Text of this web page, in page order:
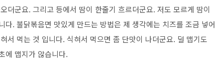
더군요. 그리고 등에서 땀이 한줄기 흐르더군요. 저도 모르게 땀이
. 불닭볶음면 맛있게 만드는 방법은 제 생각에는 치즈를 조금 넣어
서 먹는 것 입니다. 식혀서 먹으면 좀 단맛이 나더군요. 덜 맵기도
에 맵지가 않습니다.